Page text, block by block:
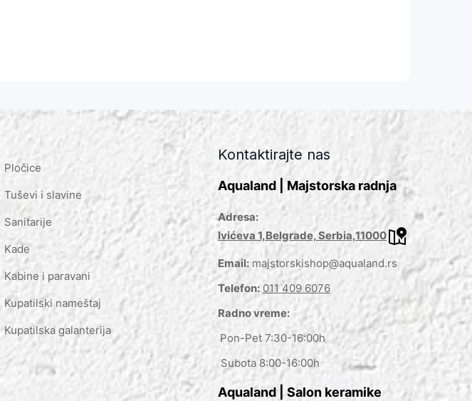
Pločice
Tuševi i slavine
Sanitarije
Kade
Kabine i paravani
Kupatilski nameštaj
Kupatilska galanterija
Kontaktirajte nas
Aqualand | Majstorska radnja
Adresa:
Ivićeva 1,Belgrade, Serbia,11000
Email: majstorskishop@aqualand.rs
Telefon: 011 409 6076
Radno vreme:
Pon-Pet 7:30-16:00h
Subota 8:00-16:00h
Aqualand | Salon keramike